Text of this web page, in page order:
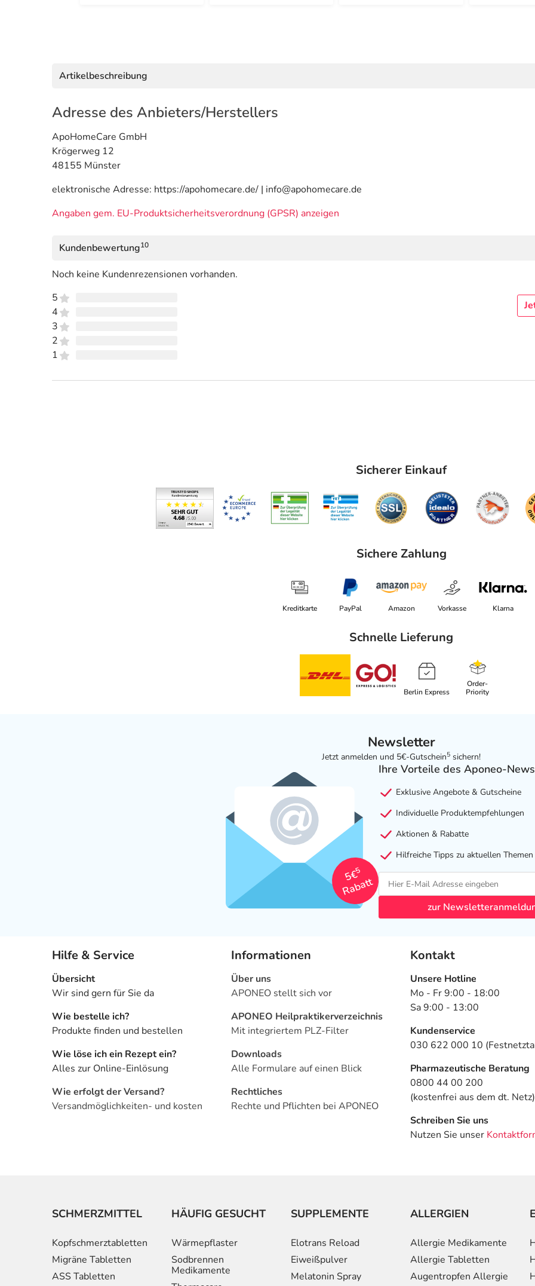
Artikelbeschreibung
Adresse des Anbieters/Herstellers
ApoHomeCare GmbH
Krögerweg 12
48155 Münster
elektronische Adresse: https://apohomecare.de/ | info@apohomecare.de
Angaben gem. EU-Produktsicherheitsverordnung (GPSR) anzeigen
Kundenbewertung10
Noch keine Kundenrezensionen vorhanden.
5
4
3
2
1
Sicherer Einkauf
Sichere Zahlung
Kreditkarte PayPal Amazon Vorkasse Klarna
Schnelle Lieferung
Berlin Express
Order-
Priority
Newsletter
Jetzt anmelden und 5€-Gutschein5 sichern!
5€
5
Rabatt
Ihre Vorteile des Aponeo-
Exklusive Angebote & Gutscheine
Individuelle Produktempfehlungen
Aktionen & Rabatte
Hilfreiche Tipps zu aktuellen Themen
zur
Hilfe & Service
Übersicht
Wir sind gern für Sie da
Wie bestelle ich?
Produkte finden und bestellen
Wie löse ich ein Rezept ein?
Alles zur Online-Einlösung
Wie erfolgt der Versand?
Versandmöglichkeiten- und kosten
Informationen
Über uns
APONEO stellt sich vor
APONEO Heilpraktikerverzeichnis
Mit integriertem PLZ-Filter
Downloads
Alle Formulare auf einen Blick
Rechtliches
Rechte und Pflichten bei APONEO
Kontakt
Unsere Hotline
Mo - Fr 9:00 - 18:00
Sa 9:00 - 13:00
Kundenservice
030 622 000 10
Pharmazeutische Beratung
0800 44 00 200
(kostenfrei aus dem dt. Netz)
Schreiben Sie uns
Nutzen Sie unser
SCHMERZMITTEL
Kopfschmerztabletten
Migräne Tabletten
ASS Tabletten
HÄUFIG GESUCHT
Wärmepflaster
Sodbrennen
Medikamente
SUPPLEMENTE
Elotrans Reload
Eiweißpulver
Melatonin Spray
ALLERGIEN
Allergie Medikamente
Allergie Tabletten
Augentropfen Allergie